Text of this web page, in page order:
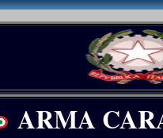
ARMA